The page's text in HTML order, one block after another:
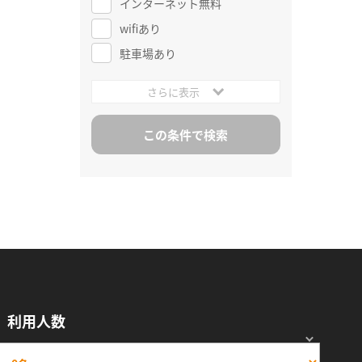
wifiあり
駐車場あり
さらに表示
利用人数